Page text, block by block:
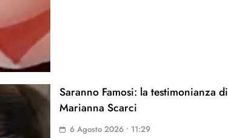
Saranno Famosi: la testimonianza di
Marianna Scarci
6 Agosto 2026 • 11:29